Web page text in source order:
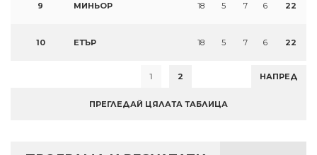
9 МИНЬОР 18 5 7 6 22
10 ЕТЪР 18 5 7 6 22
1 2 НАПРЕД
ПРЕГЛЕДАЙ ЦЯЛАТА ТАБЛИЦА